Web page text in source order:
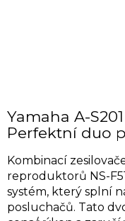
Yamaha A-
Perfektní duo
Kombinací
reproduktorů NS-
systém, který splní
posluchačů. Tato